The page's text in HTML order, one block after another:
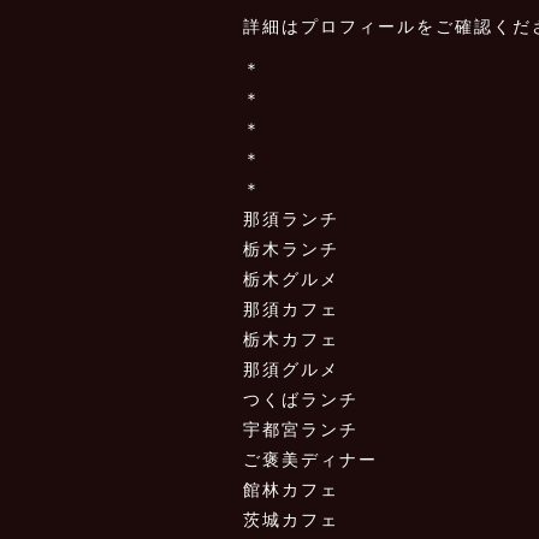
詳細はプロフィールをご確認くだ
＊
＊
＊
＊
＊
那須ランチ
栃木ランチ
栃木グルメ
那須カフェ
栃木カフェ
那須グルメ
つくばランチ
宇都宮ランチ
ご褒美ディナー
館林カフェ
茨城カフェ